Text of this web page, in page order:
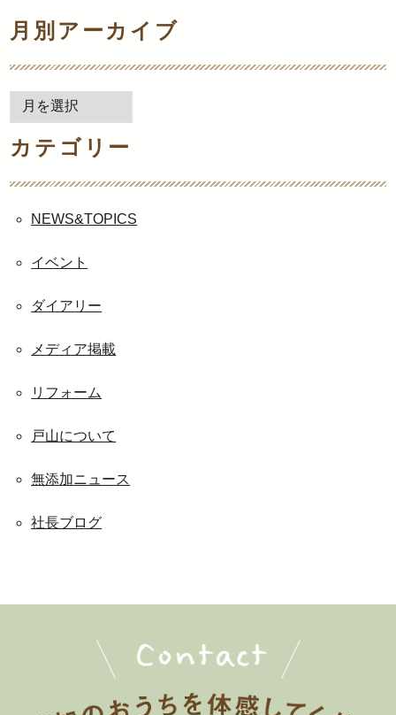
月別アーカイブ
別
ア
カ
カテゴリー
NEWS&TOPICS
イベント
ダイアリー
メディア掲載
リフォーム
戸山について
無添加ニュース
社長ブログ